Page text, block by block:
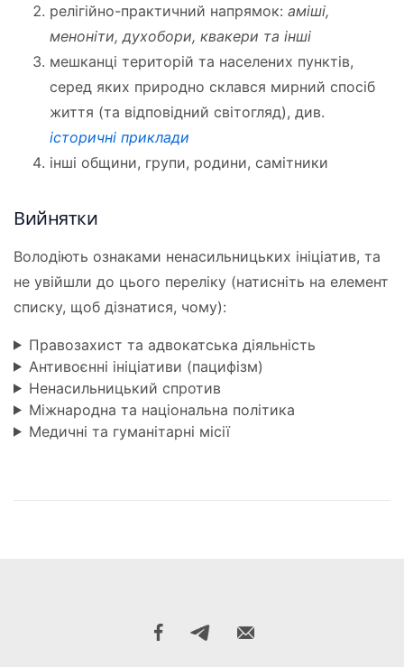
релігійно-практичний напрямок: аміші,
меноніти, духобори, квакери та інші
мешканці територій та населених пунктів,
серед яких природно склався мирний спосіб
життя (та відповідний світогляд), див.
історичні приклади
інші общини, групи, родини, самітники
Вийнятки
Володіють ознаками ненасильницьких ініціатив, та
не увійшли до цього переліку (натисніть на елемент
списку, щоб дізнатися, чому):
Правозахист та адвокатська діяльність
Антивоєнні ініціативи (пацифізм)
Ненасильницький спротив
Міжнародна та національна політика
Медичні та гуманітарні місії